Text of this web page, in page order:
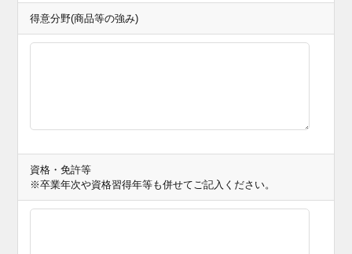
得意分野(商品等の強み)
資格・免許等
※卒業年次や資格習得年等も併せてご記入ください。